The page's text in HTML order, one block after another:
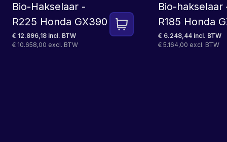
Bio-Hakselaar -
R225 Honda GX390
€ 12.896,18 incl. BTW
€ 10.658,00 excl. BTW
Bio-hakselaar
R185 Honda
€ 6.248,44 incl. BTW
€ 5.164,00 excl. BTW